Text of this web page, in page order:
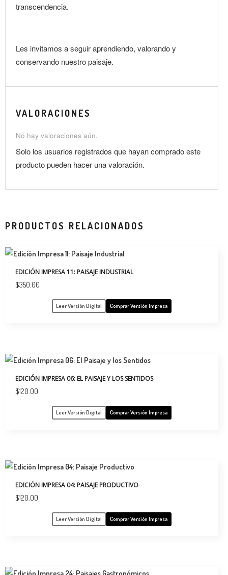
transcendencia.
Les invitamos a seguir aprendiendo, valorando y
conservando nuestro paisaje.
VALORACIONES
No hay valoraciones aún.
Solo los usuarios registrados que hayan comprado este
producto pueden hacer una valoración.
PRODUCTOS RELACIONADOS
EDICIÓN IMPRESA 11: PAISAJE INDUSTRIAL
$350.00
Leer Versión Digital Comprar Versión Impresa
EDICIÓN IMPRESA 06: EL PAISAJE Y LOS SENTIDOS
$120.00
Leer Versión Digital Comprar Versión Impresa
EDICIÓN IMPRESA 04: PAISAJE PRODUCTIVO
$120.00
Leer Versión Digital Comprar Versión Impresa